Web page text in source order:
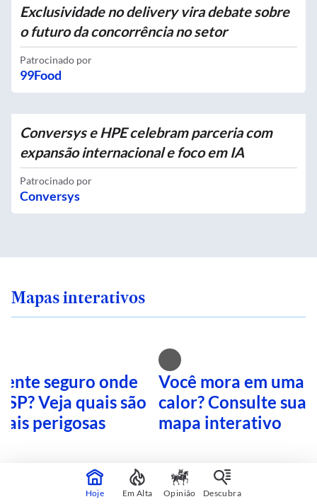
Exclusividade no delivery vira debate sobre
o futuro da concorrência no setor
Patrocinado por
99Food
Conversys e HPE celebram parceria com
expansão internacional e foco em IA
Patrocinado por
Conversys
Mapas interativos
seguro onde
SP? Veja quais são
perigosas
Você mora em uma
calor? Consulte sua
mapa interativo
CONTINUA APÓS A PUBLICIDADE
Hoje Em Alta Opinião Descubra